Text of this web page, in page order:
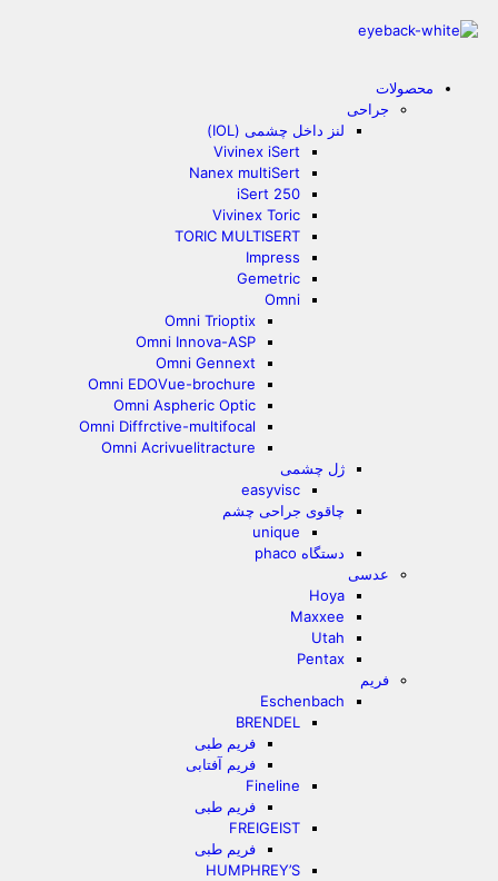
محصولات
جراحی
لنز داخل چشمی (IOL)
Vivinex iSert
Nanex multiSert
iSert 250
Vivinex Toric
TORIC MULTISERT
Impress
Gemetric
Omni
Omni Trioptix
Omni Innova-ASP
Omni Gennext
Omni EDOVue-brochure
Omni Aspheric Optic
Omni Diffrctive-multifocal
Omni Acrivuelitracture
ژل چشمی
easyvisc
چاقوی جراحی چشم
unique
دستگاه phaco
عدسی
Hoya
Maxxee
Utah
Pentax
فریم
Eschenbach
BRENDEL
فریم طبی
فریم آفتابی
Fineline
فریم طبی
FREIGEIST
فریم طبی
HUMPHREY’S